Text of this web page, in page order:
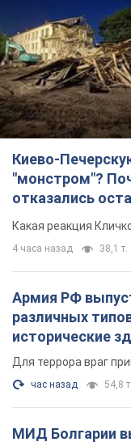
Киево-
"монстром"?
отказались
небоскреба
Какая реакция
4 часа назад 38,1 т.
Армия РФ
различных
исторические
Фото и видео
Для террора враг
час назад 54,8 т.
МИД Болгарии